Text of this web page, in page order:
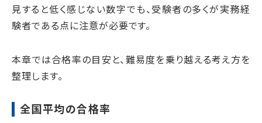
見すると低く感じない数字でも、受験者の多くが実務経
験者である点に注意が必要です。
本章では合格率の目安と、難易度を乗り越える考え方を
整理します。
全国平均の合格率